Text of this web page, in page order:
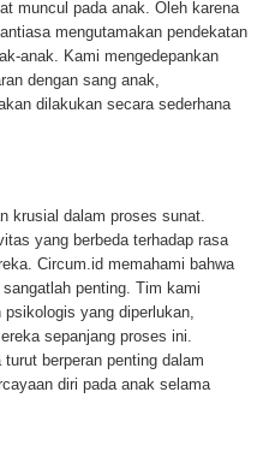
muncul pada anak. Oleh karena
mengutamakan pendekatan
anak. Kami mengedepankan
dengan sang anak,
dilakukan secara sederhana
krusial dalam proses sunat.
yang berbeda terhadap rasa
Circum.id memahami bahwa
penting. Tim kami
yang diperlukan,
sepanjang proses ini.
berperan penting dalam
diri pada anak selama